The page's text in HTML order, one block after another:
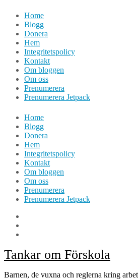
Hoppa
innehåll
Home
Blogg
Donera
Hem
Integritetspolicy
Kontakt
Om bloggen
Om oss
Prenumerera
Prenumerera Jetpack
Home
Blogg
Donera
Hem
Integritetspolicy
Kontakt
Om bloggen
Om oss
Prenumerera
Prenumerera Jetpack
Tankar om Förskola
Barnen, de vuxna och reglerna kring